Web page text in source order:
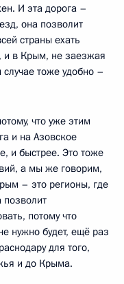
И эта дорога –
она позволит
страны ехать
и в Крым, не заезжая
тоже удобно –
что уже этим
и на Азовское
и быстрее. Это тоже
а мы же говорим,
– это регионы, где
позволит
потому что
нужно будет, ещё раз
для того,
и до Крыма.